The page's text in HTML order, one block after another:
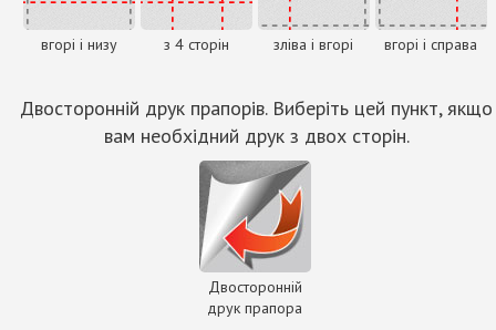
вгорі і низу з 4 сторін зліва і вгорі вгорі і справа
Двосторонній друк прапорів. Виберіть цей пункт, якщо
вам необхідний друк з двох сторін.
Двосторонній
друк прапора